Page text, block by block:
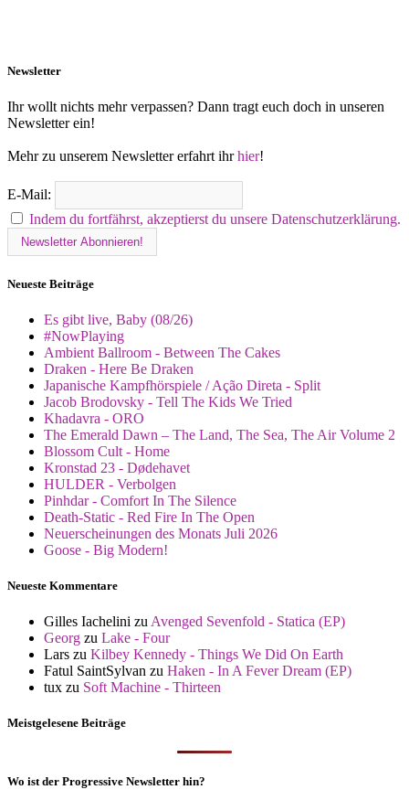
Newsletter
Ihr wollt nichts mehr verpassen? Dann tragt euch doch in unseren
Newsletter ein!
Mehr zu unserem Newsletter erfahrt ihrhier!
E-Mail:
Indem du fortfährst, akzeptierst du unsere Datenschutzerklärung.
Neueste Beiträge
Es gibt live, Baby (08/26)
#NowPlaying
Ambient Ballroom - Between The Cakes
Draken - Here Be Draken
Japanische Kampfhörspiele / Ação Direta - Split
Jacob Brodovsky - Tell The Kids We Tried
Khadavra - ORO
The Emerald Dawn – The Land, The Sea, The Air Volume 2
Blossom Cult - Home
Kronstad 23 - Dødehavet
HULDER - Verbolgen
Pinhdar - Comfort In The Silence
Death-Static - Red Fire In The Open
Neuerscheinungen des Monats Juli 2026
Goose - Big Modern!
Neueste Kommentare
Gilles Iachelini zu Avenged Sevenfold - Statica (EP)
Georg zu Lake - Four
Lars zu Kilbey Kennedy - Things We Did On Earth
Fatul SaintSylvan zu Haken - In A Fever Dream (EP)
tux zu Soft Machine - Thirteen
Meistgelesene Beiträge
Wo ist der Progressive Newsletter hin?